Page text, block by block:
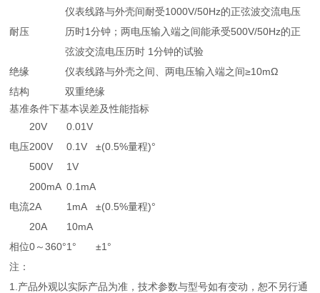
耐压
仪表线路与外壳间耐受1000V/50Hz的正弦波交流电压
历时1分钟；两电压输入端之间能承受500V/50Hz的正
弦波交流电压历时 1分钟的试验
绝缘
仪表线路与外壳之间、两电压输入端之间≥10mΩ
结构
双重绝缘
基准条件下基本误差及性能指标
电压
20V
0.01V
±(0.5%量程)°
200V
0.1V
500V
1V
电流
200mA 0.1mA
±(0.5%量程)°
2A
1mA
20A
10mA
相位0～360°1°
±1°
注：
1.产品外观以实际产品为准，技术参数与型号如有变动，恕不另行通